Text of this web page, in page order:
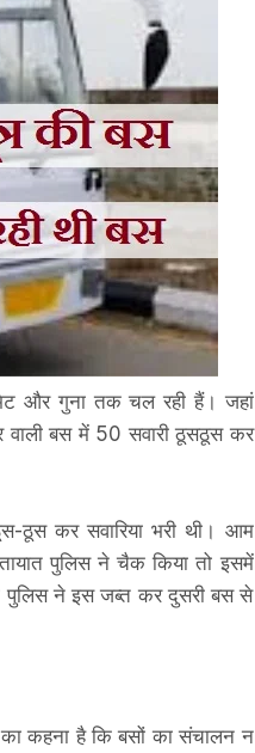
और गुना तक चल रही हैं। जहां
वाली बस में 50 सवारी ठूसठूस कर
ठूस कर सवारिया भरी थी। आम
पुलिस ने चैक किया तो इसमें
पुलिस ने इस जब्त कर दुसरी बस से
कहना है कि बसों का संचालन न